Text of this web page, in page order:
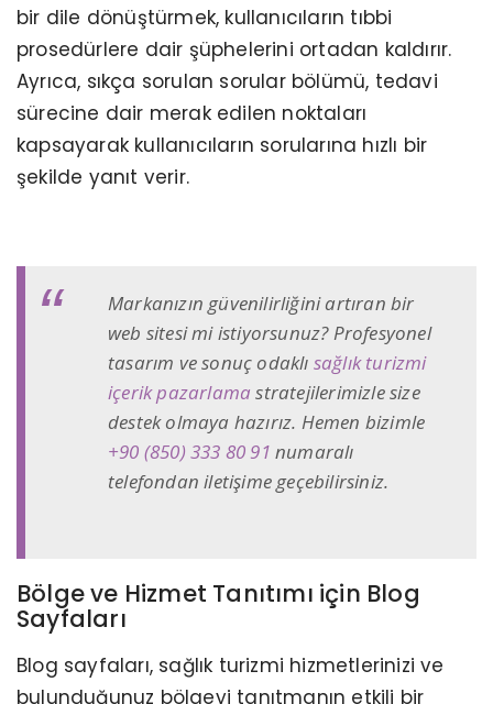
bir dile dönüştürmek, kullanıcıların tıbbi
prosedürlere dair şüphelerini ortadan kaldırır.
Ayrıca, sıkça sorulan sorular bölümü, tedavi
sürecine dair merak edilen noktaları
kapsayarak kullanıcıların sorularına hızlı bir
şekilde yanıt verir.
Markanızın güvenilirliğini artıran bir
web sitesi mi istiyorsunuz? Profesyonel
tasarım ve sonuç odaklı sağlık turizmi
içerik pazarlama stratejilerimizle size
destek olmaya hazırız. Hemen bizimle
+90 (850) 333 80 91 numaralı
telefondan iletişime geçebilirsiniz.
Bölge ve Hizmet Tanıtımı için Blog
Sayfaları
Blog sayfaları, sağlık turizmi hizmetlerinizi ve
bulunduğunuz bölgeyi tanıtmanın etkili bir